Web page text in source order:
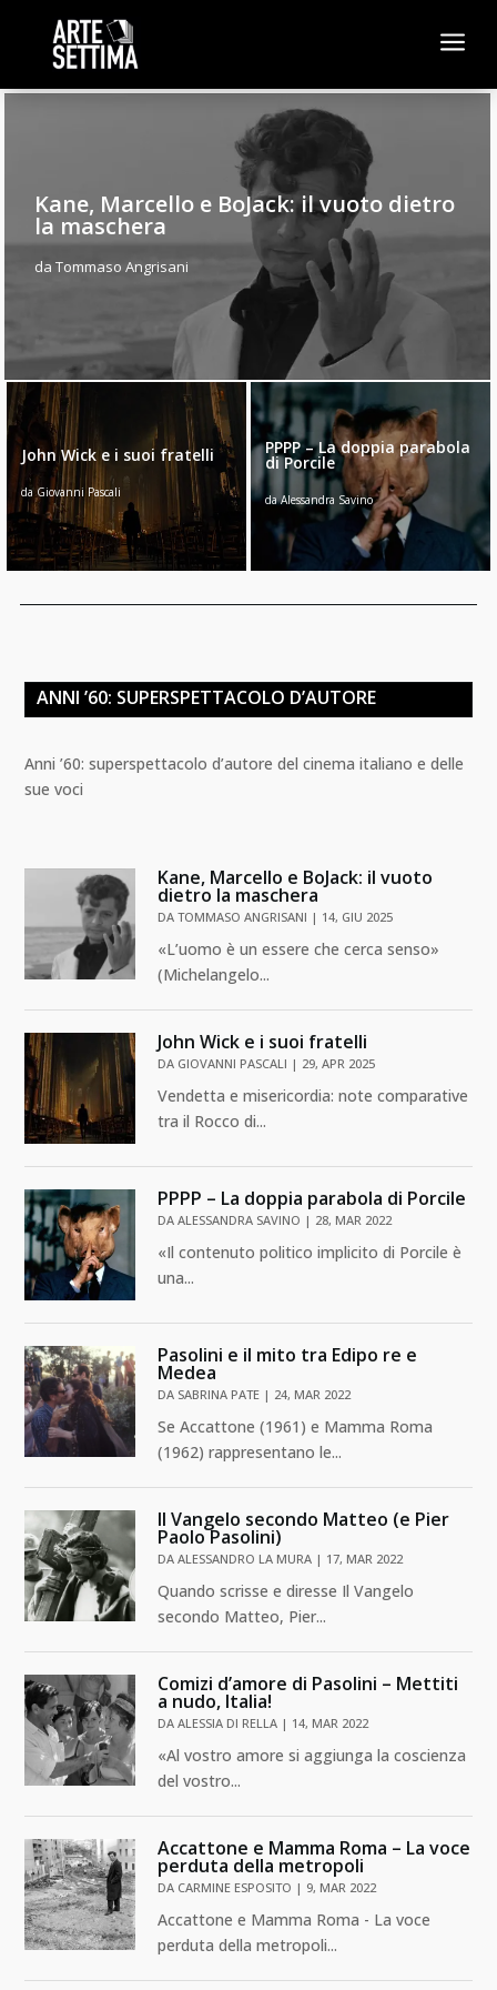
a
Kane, Marcello e BoJack: il vuoto dietro
la maschera
da Tommaso Angrisani
John Wick e i suoi fratelli
da Giovanni Pascali
PPPP – La doppia parabola
di Porcile
daAlessandra Savino
ANNI ’60: SUPERSPETTACOLO D’AUTORE
Anni ’60: superspettacolo d’autore del cinema italiano e delle
sue voci
Kane, Marcello e BoJack: il vuoto
dietro la maschera
DATOMMASO ANGRISANI | 14, GIU 2025
«L’uomo è un essere che cerca senso»
(Michelangelo...
John Wick e i suoi fratelli
DA GIOVANNI PASCALI | 29, APR 2025
Vendetta e misericordia: note comparative
tra il Rocco di...
PPPP – La doppia parabola di Porcile
DAALESSANDRA SAVINO | 28, MAR 2022
«Il contenuto politico implicito di Porcile è
una...
Pasolini e il mito tra Edipo re e
Medea
DA SABRINA PATE | 24, MAR 2022
Se Accattone (1961) e Mamma Roma
(1962) rappresentano le...
Il Vangelo secondo Matteo (e Pier
Paolo Pasolini)
DAALESSANDRO LA MURA | 17, MAR 2022
Quando scrisse e diresse Il Vangelo
secondo Matteo, Pier...
Comizi d’amore di Pasolini – Mettiti
a nudo, Italia!
DAALESSIA DI RELLA | 14, MAR 2022
«Al vostro amore si aggiunga la coscienza
del vostro...
Accattone e Mamma Roma – La voce
perduta della metropoli
DA CARMINE ESPOSITO | 9, MAR 2022
Accattone e Mamma Roma - La voce
perduta della metropoli...